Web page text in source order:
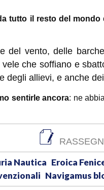
tutto il resto del mondo
del vento, delle
che soffiano e
degli allievi, e anche
sentirle ancora: ne
Nautica Eroica
Navigamus